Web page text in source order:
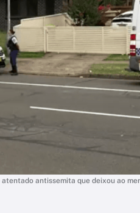
antissemita que deixou ao